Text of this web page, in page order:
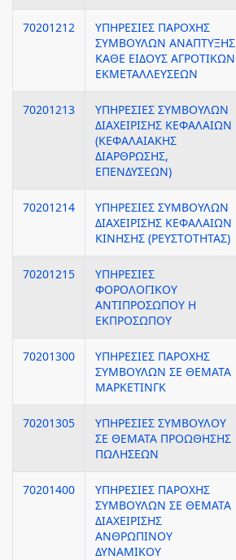
70201212
ΥΠΗΡΕΣΙΕΣ ΠΑΡΟΧΗΣ
ΣΥΜΒΟΥΛΩΝ ΑΝΑΠΤΥΞΗΣ
ΚΑΘΕ ΕΙΔΟΥΣ ΑΓΡΟΤΙΚΩΝ
ΕΚΜΕΤΑΛΛΕΥΣΕΩΝ
70201213
ΥΠΗΡΕΣΙΕΣ ΣΥΜΒΟΥΛΩΝ
ΔΙΑΧΕΙΡΙΣΗΣ ΚΕΦΑΛΑΙΩΝ
(ΚΕΦΑΛΑΙΑΚΗΣ
ΔΙΑΡΘΡΩΣΗΣ,
ΕΠΕΝΔΥΣΕΩΝ)
70201214
ΥΠΗΡΕΣΙΕΣ ΣΥΜΒΟΥΛΩΝ
ΔΙΑΧΕΙΡΙΣΗΣ ΚΕΦΑΛΑΙΩΝ
ΚΙΝΗΣΗΣ (ΡΕΥΣΤΟΤΗΤΑΣ)
70201215
ΥΠΗΡΕΣΙΕΣ
ΦΟΡΟΛΟΓΙΚΟΥ
ΑΝΤΙΠΡΟΣΩΠΟΥ Η
ΕΚΠΡΟΣΩΠΟΥ
70201300
ΥΠΗΡΕΣΙΕΣ ΠΑΡΟΧΗΣ
ΣΥΜΒΟΥΛΩΝ ΣΕ ΘΕΜΑΤΑ
ΜΑΡΚΕΤΙΝΓΚ
70201305
ΥΠΗΡΕΣΙΕΣ ΣΥΜΒΟΥΛΟΥ
ΣΕ ΘΕΜΑΤΑ ΠΡΟΩΘΗΣΗΣ
ΠΩΛΗΣΕΩΝ
70201400
ΥΠΗΡΕΣΙΕΣ ΠΑΡΟΧΗΣ
ΣΥΜΒΟΥΛΩΝ ΣΕ ΘΕΜΑΤΑ
ΔΙΑΧΕΙΡΙΣΗΣ
ΑΝΘΡΩΠΙΝΟΥ
ΔΥΝΑΜΙΚΟΥ